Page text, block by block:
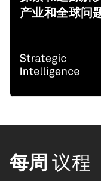
产业和全球问
每周 议程